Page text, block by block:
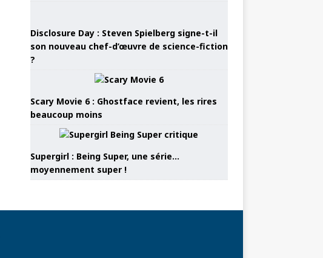
Disclosure Day : Steven Spielberg signe-t-il
son nouveau chef-d’œuvre de science-fiction
?
Scary Movie 6 : Ghostface revient, les rires
beaucoup moins
Supergirl : Being Super, une série…
moyennement super !